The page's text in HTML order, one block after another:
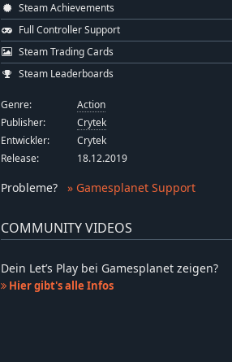
Steam Achievements
Full Controller Support
Steam Trading Cards
Steam Leaderboards
Genre:
Action
Publisher:
Crytek
Entwickler:
Crytek
Release:
18.12.2019
Probleme? » Gamesplanet Support
COMMUNITY VIDEOS
Dein Let’s Play bei Gamesplanet zeigen?
Hier gibt's alle Infos